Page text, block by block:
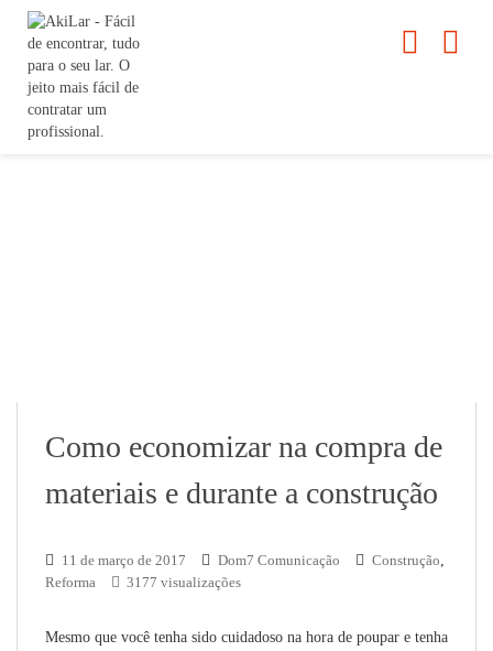
Como economizar na compra de
materiais e durante a construção
11 de março de 2017 Dom7 Comunicação Construção,
Reforma
3177 visualizações
Mesmo que você tenha sido cuidadoso na hora de poupar e tenha